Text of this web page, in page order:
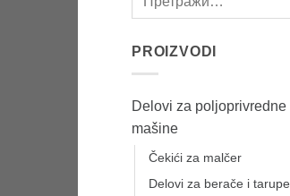
PROIZVODI
Delovi za poljoprivredne
mašine
Čekići za malčer
Delovi za berače i tarupe